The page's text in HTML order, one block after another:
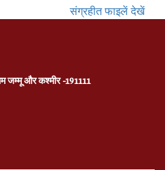
संग्रहीत फाइलें देखें
जम्मू और कश्मीर -191111